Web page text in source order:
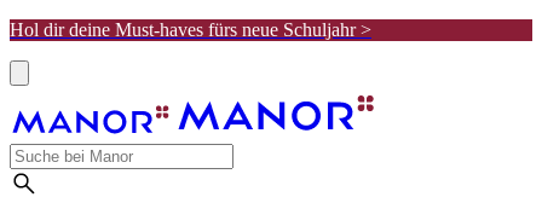
Hol dir deine Must-haves fürs neue Schuljahr >